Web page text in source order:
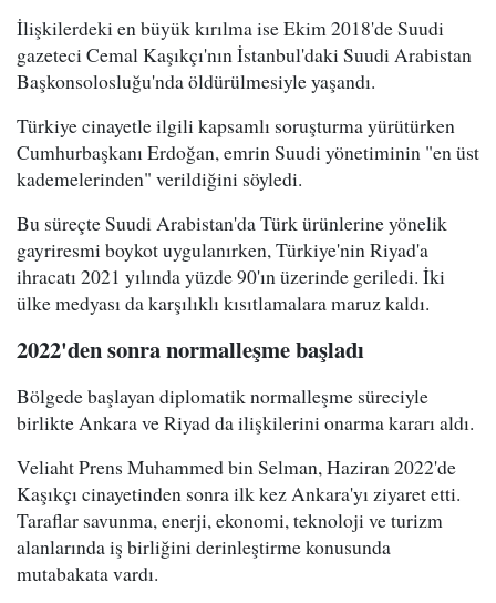
İlişkilerdeki en büyük kırılma ise Ekim 2018'de Suudi
gazeteci Cemal Kaşıkçı'nın İstanbul'daki Suudi Arabistan
Başkonsolosluğu'nda öldürülmesiyle yaşandı.
Türkiye cinayetle ilgili kapsamlı soruşturma yürütürken
Cumhurbaşkanı Erdoğan, emrin Suudi yönetiminin "en üst
kademelerinden" verildiğini söyledi.
Bu süreçte Suudi Arabistan'da Türk ürünlerine yönelik
gayriresmi boykot uygulanırken, Türkiye'nin Riyad'a
ihracatı 2021 yılında yüzde 90'ın üzerinde geriledi. İki
ülke medyası da karşılıklı kısıtlamalara maruz kaldı.
2022'den sonra normalleşme başladı
Bölgede başlayan diplomatik normalleşme süreciyle
birlikte Ankara ve Riyad da ilişkilerini onarma kararı aldı.
Veliaht Prens Muhammed bin Selman, Haziran 2022'de
Kaşıkçı cinayetinden sonra ilk kez Ankara'yı ziyaret etti.
Taraflar savunma, enerji, ekonomi, teknoloji ve turizm
alanlarında iş birliğini derinleştirme konusunda
mutabakata vardı.